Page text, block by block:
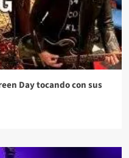
Day tocando con sus